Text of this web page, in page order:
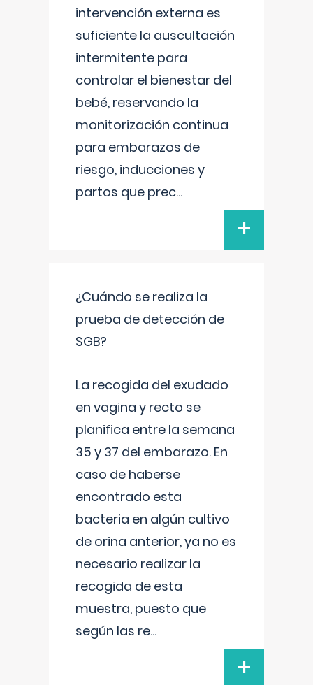
intervención externa es
suficiente la auscultación
intermitente para
controlar el bienestar del
bebé, reservando la
monitorización continua
para embarazos de
riesgo, inducciones y
partos que prec...
+
¿Cuándo se realiza la
prueba de detección de
SGB?
La recogida del exudado
en vagina y recto se
planifica entre la semana
35 y 37 del embarazo. En
caso de haberse
encontrado esta
bacteria en algún cultivo
de orina anterior, ya no es
necesario realizar la
recogida de esta
muestra, puesto que
según las re...
+